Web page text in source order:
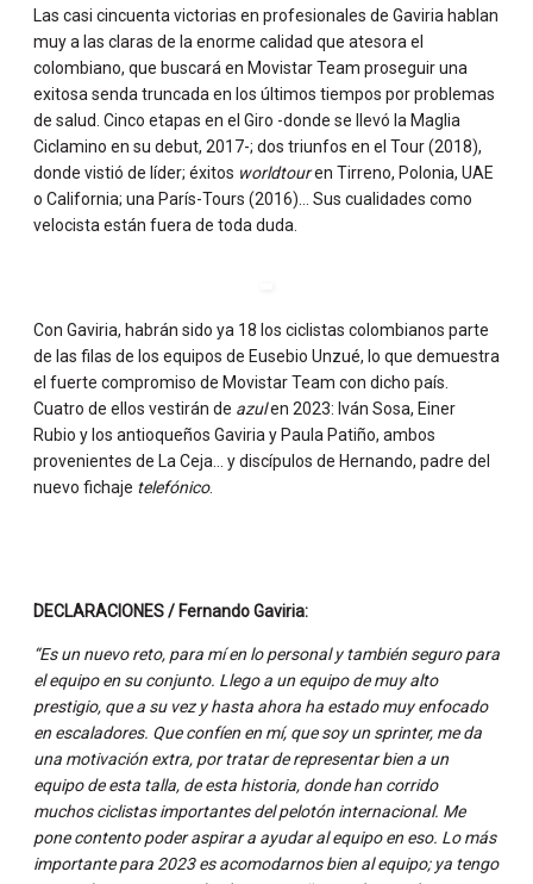
Las casi cincuenta victorias en profesionales de Gaviria hablan
muy a las claras de la enorme calidad que atesora el
colombiano, que buscará en Movistar Team proseguir una
exitosa senda truncada en los últimos tiempos por problemas
de salud. Cinco etapas en el Giro -donde se llevó la Maglia
Ciclamino en su debut, 2017-; dos triunfos en el Tour (2018),
donde vistió de líder; éxitos worldtouren Tirreno, Polonia, UAE
o California; una París-Tours (2016)… Sus cualidades como
velocista están fuera de toda duda.
Con Gaviria, habrán sido ya 18 los ciclistas colombianos parte
de las filas de los equipos de Eusebio Unzué, lo que demuestra
el fuerte compromiso de Movistar Team con dicho país.
Cuatro de ellos vestirán de azulen 2023: Iván Sosa, Einer
Rubio y los antioqueños Gaviria y Paula Patiño, ambos
provenientes de La Ceja… y discípulos de Hernando, padre del
nuevo fichaje telefónico.
DECLARACIONES / Fernando Gaviria:
“Es un nuevo reto, para mí en lo personal y también seguro para
el equipo en su conjunto. Llego a un equipo de muy alto
prestigio, que a su vez y hasta ahora ha estado muy enfocado
en escaladores. Que confíen en mí, que soy un sprinter, me da
una motivación extra, por tratar de representar bien a un
equipo de esta talla, de esta historia, donde han corrido
muchos ciclistas importantes del pelotón internacional. Me
pone contento poder aspirar a ayudar al equipo en eso. Lo más
importante para 2023 es acomodarnos bien al equipo; ya tengo